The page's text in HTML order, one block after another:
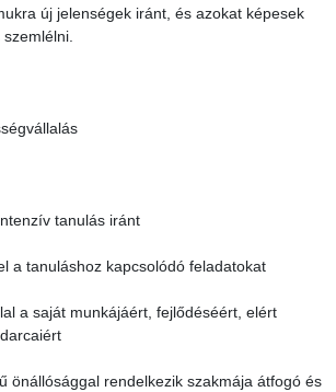
új jelenségek iránt, és azokat képesek
intenzív tanulás iránt
el a tanuláshoz kapcsolódó feladatokat
a saját munkájáért, fejlődéséért, elért
önállósággal rendelkezik szakmája átfogó és